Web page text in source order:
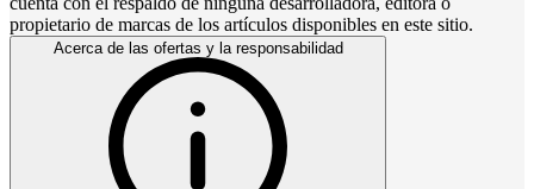
propietario de marcas de los artículos disponibles en este sitio.
Acerca de las ofertas y la responsabilidad